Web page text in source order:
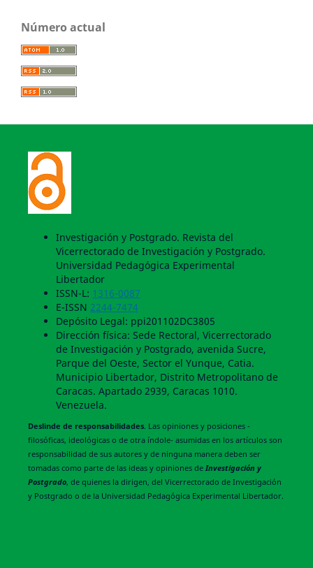
Número actual
Investigación y Postgrado. Revista del
Vicerrectorado de Investigación y Postgrado.
Universidad Pedagógica Experimental
Libertador
ISSN-L: 1316-0087
E-ISSN 2244-7474
Depósito Legal: ppi201102DC3805
Dirección física: Sede Rectoral, Vicerrectorado
de Investigación y Postgrado, avenida Sucre,
Parque del Oeste, Sector el Yunque, Catia.
Municipio Libertador, Distrito Metropolitano de
Caracas. Apartado 2939, Caracas 1010.
Venezuela.
Deslinde de responsabilidades. Las opiniones y posiciones -
filosóficas, ideológicas o de otra índole- asumidas en los artículos son
responsabilidad de sus autores y de ninguna manera deben ser
tomadas como parte de las ideas y opiniones deInvestigación y
Postgrado, de quienes la dirigen, del Vicerrectorado de Investigación
y Postgrado o de la Universidad Pedagógica Experimental Libertador.